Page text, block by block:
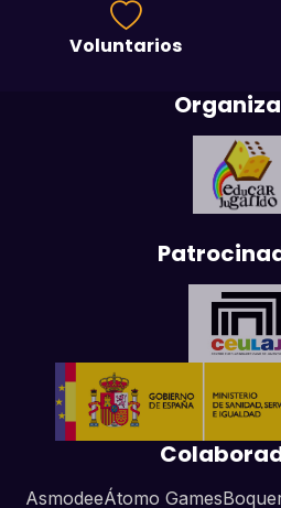
Voluntarios
AsmodeeÁtomo Games